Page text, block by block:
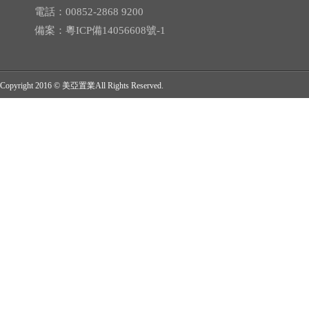
電話：00852-2868 9200
備案： 粵ICP備14056608號-1
Copyright 2016 © 美亞置業All Rights Reserved.